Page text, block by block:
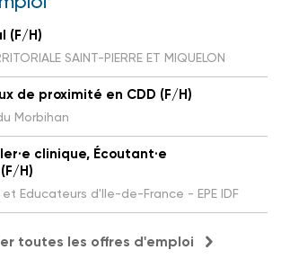
(F/H)
SAINT-PIERRE ET MIQUELON
de proximité en CDD (F/H)
Morbihan
clinique, Écoutant·e
H)
Educateurs d'Ile-de-France - EPE IDF
toutes les offres d'emploi